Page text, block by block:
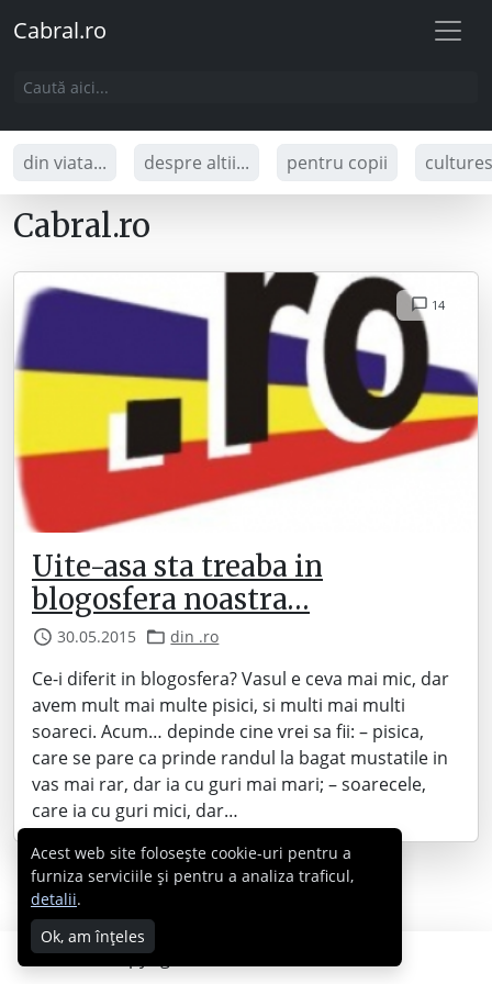
Cabral.ro
din viata... despre altii... pentru copii
Cabral.ro
14
Uite-asa sta treaba in
blogosfera noastra…
30.05.2015 din .ro
Ce-i diferit in blogosfera? Vasul e ceva mai mic, dar
avem mult mai multe pisici, si multi mai multi
soareci. Acum… depinde cine vrei sa fii: – pisica,
care se pare ca prinde randul la bagat mustatile in
vas mai rar, dar ia cu guri mai mari; – soarecele,
care ia cu guri mici, dar…
Copyright © 2007 - 2026 Cabral.ro
Acest web site folosește cookie-uri pentru a
furniza serviciile și pentru a analiza traficul,
detalii.
Ok, am înțeles